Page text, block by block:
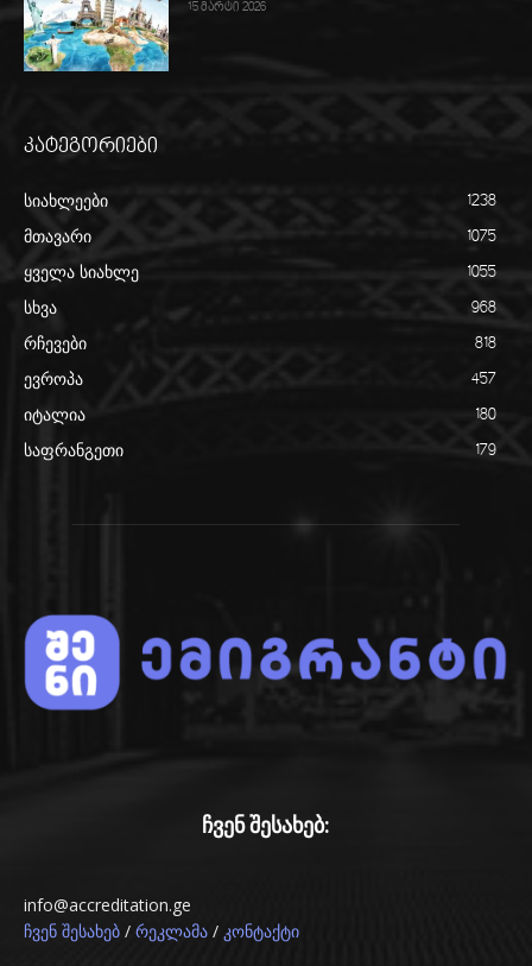
15 მარტი 2026
კატეგორიები
სიახლეები 1238
მთავარი 1075
ყველა სიახლე 1055
სხვა 968
რჩევები 818
ევროპა 457
იტალია 180
საფრანგეთი 179
ჩვენ შესახებ:
info@accreditation.ge
ჩვენ შესახებ / რეკლამა / კონტაქტი